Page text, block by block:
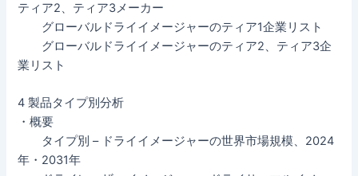
ティア2、ティア3メーカー
グローバルドライイメージャーのティア1企業リスト
グローバルドライイメージャーのティア2、ティア3企
業リスト
4 製品タイプ別分析
・概要
タイプ別 – ドライイメージャーの世界市場規模、2024
年・2031年